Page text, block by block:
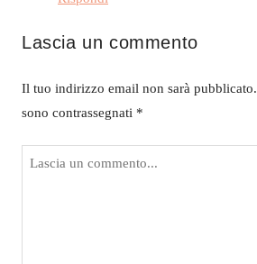
Lascia un commento
Il tuo indirizzo email non sarà pubblicato.
sono contrassegnati *